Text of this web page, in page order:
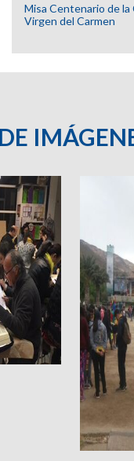
Misa Centenario de la
Virgen del Carmen